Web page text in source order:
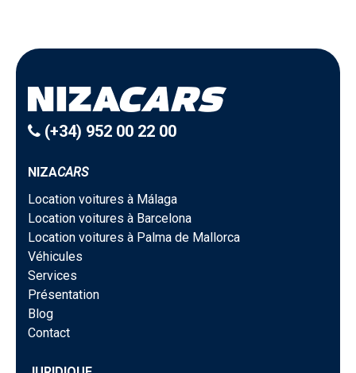
(+34) 952 00 22 00
NIZACARS
Location voitures à Málaga
Location voitures à Barcelona
Location voitures à Palma de Mallorca
Véhicules
Services
Présentation
Blog
Contact